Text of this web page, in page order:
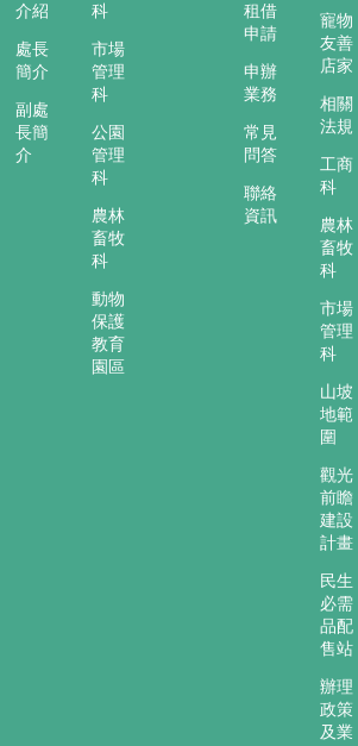
幸
福
嘉
義
米
嘉
介紹
處長
簡介
副處
長簡
介
科
市場
管理
科
公園
管理
科
農林
畜牧
科
動物
保護
教育
園區
租借
申請
申辦
業務
常見
問答
聯絡
資訊
寵物
友善
店家
相關
法規
工商
科
農林
畜牧
科
市場
管理
科
山坡
地範
圍
觀光
前瞻
建設
計畫
民生
必需
品配
售站
辦理
政策
及業